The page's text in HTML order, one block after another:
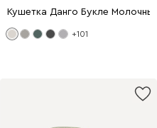
Кушетка Данго Букле
+101